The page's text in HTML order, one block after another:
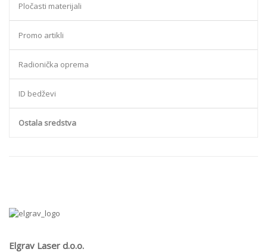
Pločasti materijali
Promo artikli
Radionička oprema
ID bedževi
Ostala sredstva
Elgrav Laser d.o.o.